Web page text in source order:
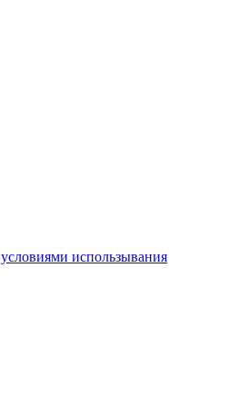
условиями использывания